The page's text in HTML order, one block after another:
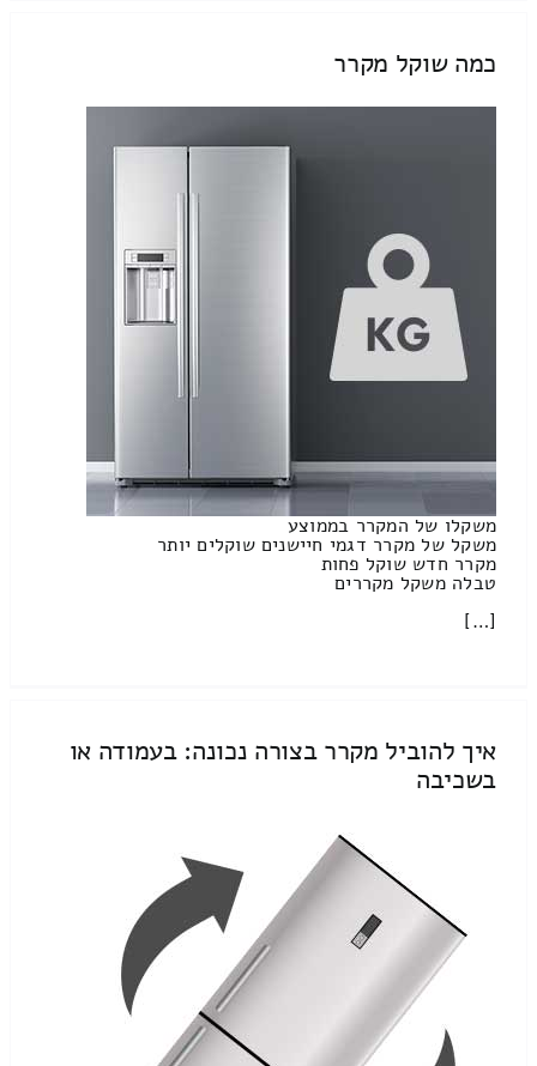
כמה שוקל מקרר
משקלו של המקרר בממוצע
משקל של מקרר דגמי חיישנים שוקלים יותר
מקרר חדש שוקל פחות
טבלה משקל מקררים
[…]
איך להוביל מקרר בצורה נכונה: בעמודה או
בשכיבה